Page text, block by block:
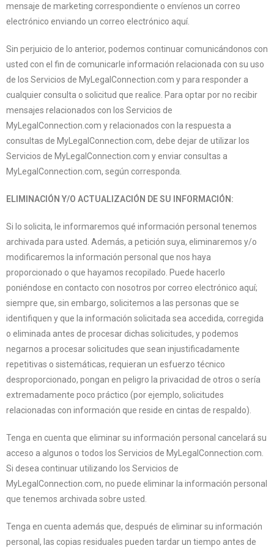
mensaje de marketing correspondiente o envíenos un correo
electrónico enviando un correo electrónico aquí.
Sin perjuicio de lo anterior, podemos continuar comunicándonos con
usted con el fin de comunicarle información relacionada con su uso
de los Servicios de MyLegalConnection.com y para responder a
cualquier consulta o solicitud que realice. Para optar por no recibir
mensajes relacionados con los Servicios de
MyLegalConnection.com y relacionados con la respuesta a
consultas de MyLegalConnection.com, debe dejar de utilizar los
Servicios de MyLegalConnection.com y enviar consultas a
MyLegalConnection.com, según corresponda.
ELIMINACIÓN Y/O ACTUALIZACIÓN DE SU INFORMACIÓN:
Si lo solicita, le informaremos qué información personal tenemos
archivada para usted. Además, a petición suya, eliminaremos y/o
modificaremos la información personal que nos haya
proporcionado o que hayamos recopilado. Puede hacerlo
poniéndose en contacto con nosotros por correo electrónico aquí;
siempre que, sin embargo, solicitemos a las personas que se
identifiquen y que la información solicitada sea accedida, corregida
o eliminada antes de procesar dichas solicitudes, y podemos
negarnos a procesar solicitudes que sean injustificadamente
repetitivas o sistemáticas, requieran un esfuerzo técnico
desproporcionado, pongan en peligro la privacidad de otros o sería
extremadamente poco práctico (por ejemplo, solicitudes
relacionadas con información que reside en cintas de respaldo).
Tenga en cuenta que eliminar su información personal cancelará su
acceso a algunos o todos los Servicios de MyLegalConnection.com.
Si desea continuar utilizando los Servicios de
MyLegalConnection.com, no puede eliminar la información personal
que tenemos archivada sobre usted.
Tenga en cuenta además que, después de eliminar su información
personal, las copias residuales pueden tardar un tiempo antes de